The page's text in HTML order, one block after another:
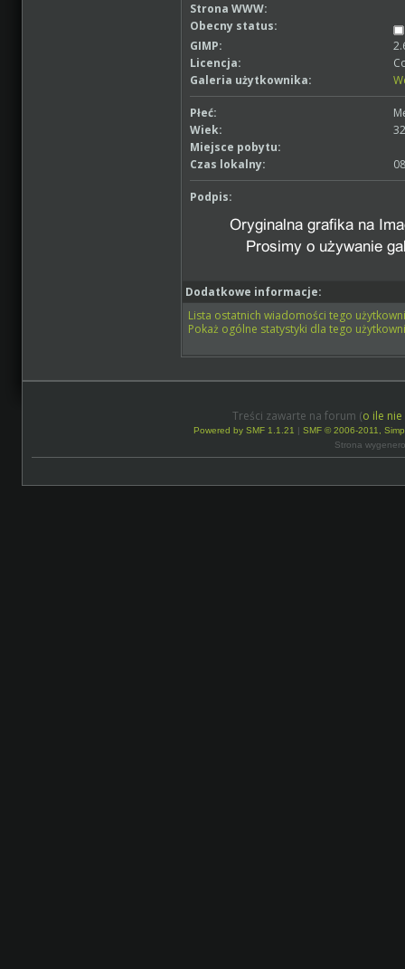
Strona WWW:
Obecny status:
GIMP:
Licencja:
Galeria użytkownika:
Płeć:
Wiek:
32
Miejsce pobytu:
Czas lokalny:
Podpis:
Dodatkowe informacje:
Lista ostatnich wiadomości tego
Pokaż ogólne statystyki dla tego
Treści zawarte na forum (o ile
Powered by SMF 1.1.21 | SMF © 2006-2011,
Strona